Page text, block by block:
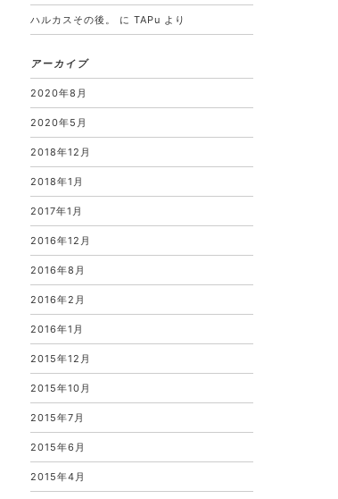
ハルカスその後。 に TAPu より
アーカイブ
2020年8月
2020年5月
2018年12月
2018年1月
2017年1月
2016年12月
2016年8月
2016年2月
2016年1月
2015年12月
2015年10月
2015年7月
2015年6月
2015年4月